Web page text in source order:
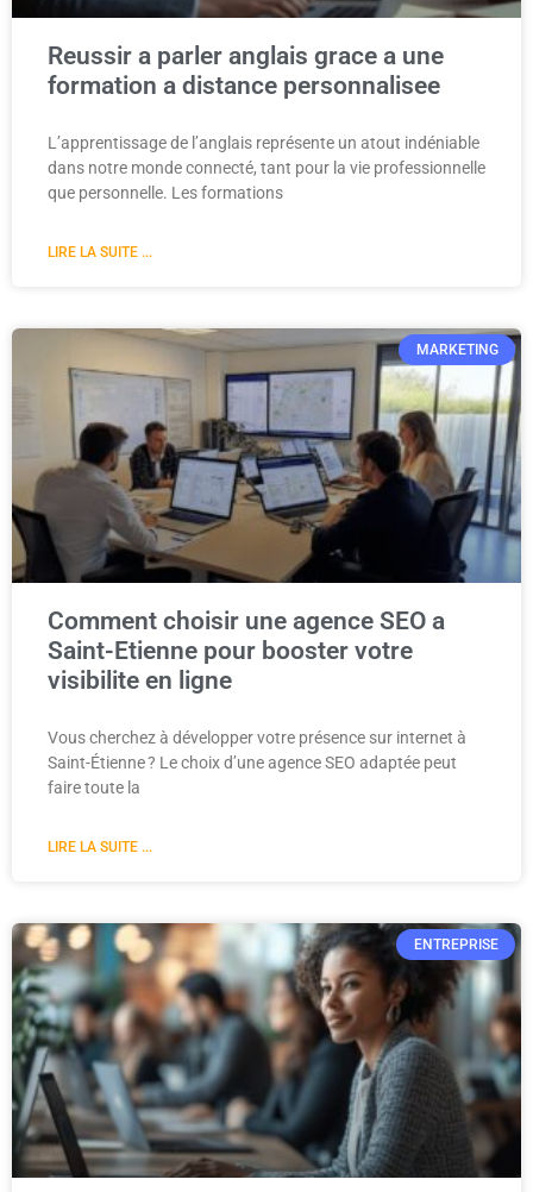
Reussir a parler anglais grace a une
formation a distance personnalisee
L’apprentissage de l’anglais représente un atout indéniable
dans notre monde connecté, tant pour la vie professionnelle
que personnelle. Les formations
LIRE LA SUITE ...
MARKETING
Comment choisir une agence SEO a
Saint-Etienne pour booster votre
visibilite en ligne
Vous cherchez à développer votre présence sur internet à
Saint-Étienne ? Le choix d’une agence SEO adaptée peut
faire toute la
LIRE LA SUITE ...
ENTREPRISE